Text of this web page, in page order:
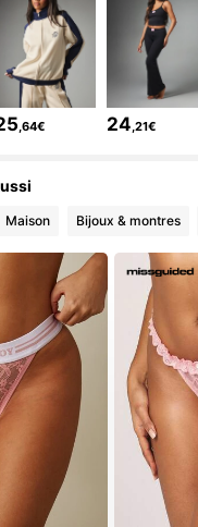
4,83 3M Suiveurs
4,83 3M Suiveurs
4,83 3M Suiveurs
3M Suiveurs
,64€ 24 ,21€
Maison Bijoux & montres